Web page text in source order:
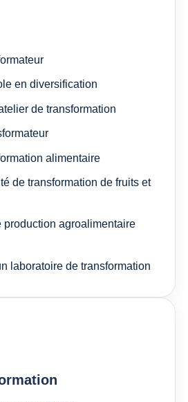
en diversification
de transformation
alimentaire
de transformation de fruits et
production agroalimentaire
laboratoire de transformation